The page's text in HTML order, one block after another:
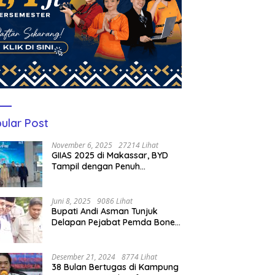
Post
November 6, 2025 27214 Lihat
GIIAS 2025 di Makassar, BYD
Tampil dengan Penuh
Juni 8, 2025 9086 Lihat
Bupati Andi Asman Tunjuk
Delapan Pejabat Pemda Bone
Desember 21, 2024 8774 Lihat
38 Bulan Bertugas di Kampung